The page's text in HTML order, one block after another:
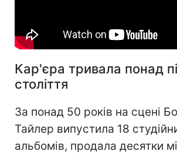
Кар'єра тривала понад
століття
За понад 50 років на сцені
Тайлер випустила 18
альбомів, продала десятки